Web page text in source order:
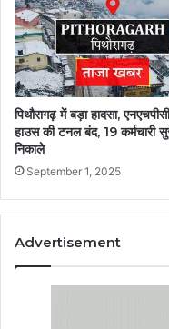
पिथौरागढ़ में बड़ा हादसा,
हाउस की टनल बंद, 19 कर्मचारी
निकाले
September 1, 2025
Advertisement